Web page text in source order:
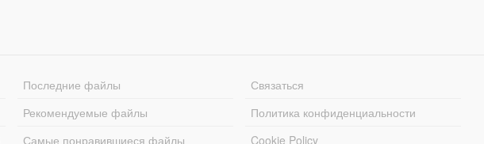
Последние файлы
Рекомендуемые файлы
Самые понравившиеся файлы
Связаться
Политика конфиденциальности
Cookie Policy